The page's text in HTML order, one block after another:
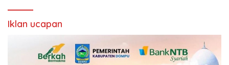
Iklan ucapan